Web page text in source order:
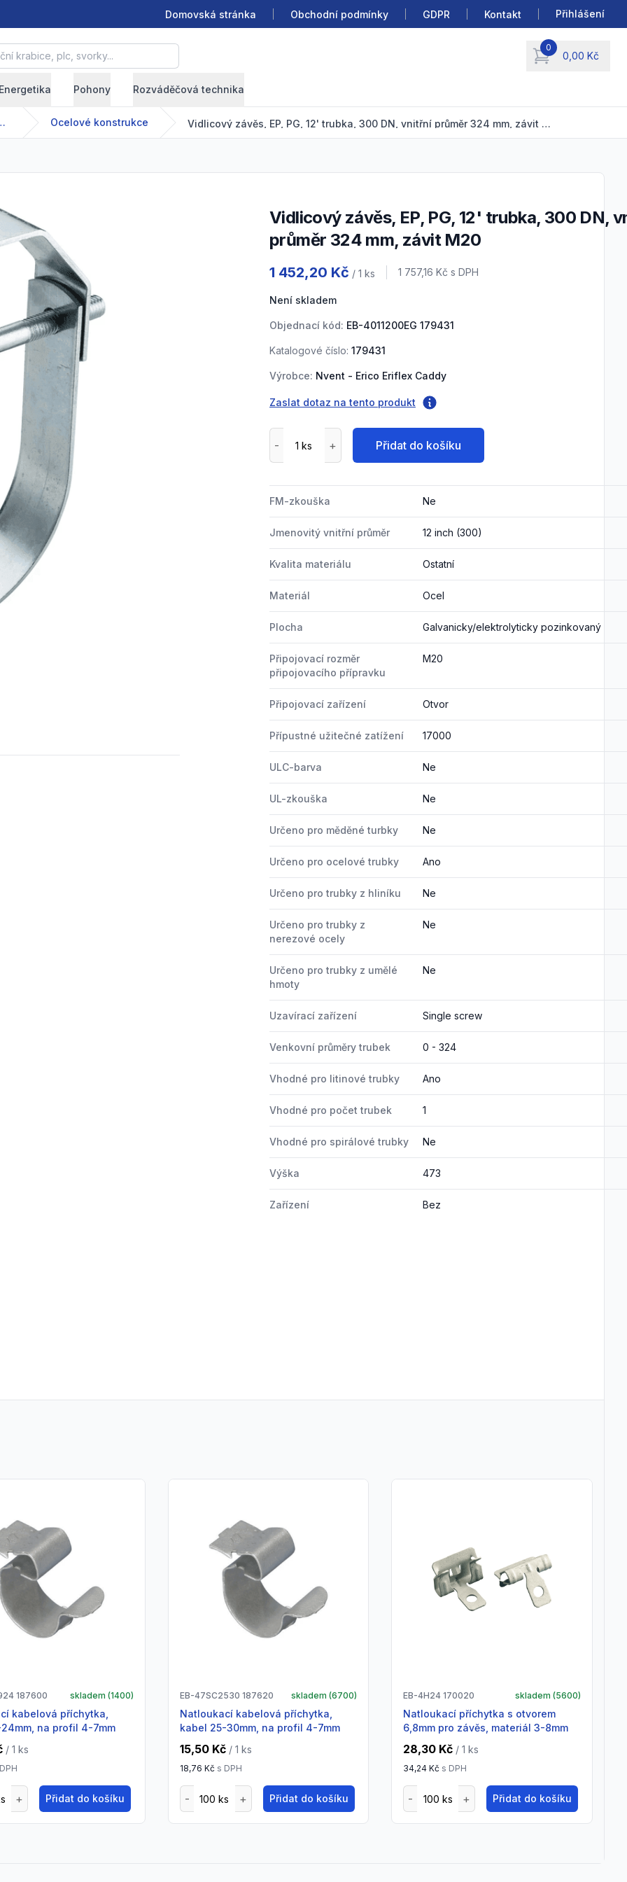
Domovská stránka Obchodní podmínky GDPR Kontakt Přihlášení
plc, svorky... 0
0,00 Kč
items in cart, view
Energetika Pohony Rozváděčová technika
systémy Ocelové konstrukce Vidlicový závěs, EP, PG, 12' trubka, 300 DN, vnitřní průměr 324 mm, závit M20
Vidlicový závěs, EP, PG, 12' trubka, 300 DN, vnitřní
průměr 324 mm, závit M20
1 452,20 Kč / 1 ks Cena s DPH
1 757,16 Kč s DPH
Není skladem
Objednací kód: EB-4011200EG 179431
Katalogové číslo: 179431
Výrobce: Nvent - Erico Eriflex Caddy
Zaslat dotaz na tento produkt
Přidat do košíku
FM-zkouška Ne
Jmenovitý vnitřní průměr 12 inch (300)
Kvalita materiálu Ostatní
Materiál Ocel
Plocha Galvanicky/elektrolyticky pozinkovaný
Připojovací rozměr
připojovacího přípravku
M20
Připojovací zařízení Otvor
Přípustné užitečné zatížení 17000
ULC-barva Ne
UL-zkouška Ne
Určeno pro měděné turbky Ne
Určeno pro ocelové trubky Ano
Určeno pro trubky z hliníku Ne
Určeno pro trubky z
nerezové ocely
Ne
Určeno pro trubky z umělé
hmoty
Ne
Uzavírací zařízení Single screw
Venkovní průměry trubek 0 - 324
Vhodné pro litinové trubky Ano
Vhodné pro počet trubek 1
Vhodné pro spirálové trubky Ne
Výška 473
Zařízení Bez
187600 skladem (1400)
na profil 4-7mm
/ 1 ks
Přidat do košíku
EB-47SC2530 187620 skladem (6700)
natloukací kabelová příchytka,
kabel 25-30mm, na profil 4-7mm
15,50 Kč / 1 ks
18,76 Kč s DPH
Přidat do košíku
EB-4H24 170020 skladem (5600)
natloukací příchytka s otvorem
6,8mm pro závěs, materiál 3-8mm
28,30 Kč / 1 ks
34,24 Kč s DPH
Přidat do košíku